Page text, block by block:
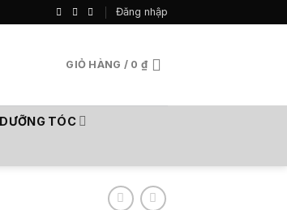
Đăng nhập
GIỎ HÀNG / 0 ₫
TÓC